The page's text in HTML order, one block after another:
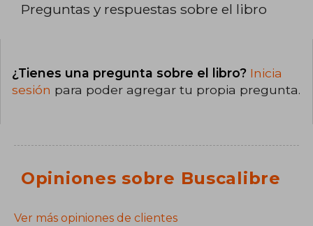
Preguntas y respuestas sobre el libro
¿Tienes una pregunta sobre el libro? Inicia
sesión para poder agregar tu propia pregunta.
Opiniones sobre Buscalibre
Ver más opiniones de clientes